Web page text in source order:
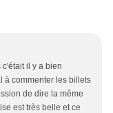
il y a bien
à commenter les billets
de dire la même
est très belle et ce